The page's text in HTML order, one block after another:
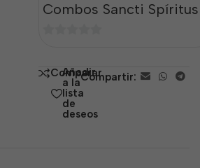
Combos Sancti Spíritus
5 Comparar
Añadir
a la
lista
de
deseos
Compartir: